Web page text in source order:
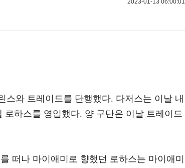
2023-01-13 06:00:01
스와 트레이드를 단행했다. 다저스는 이날 내
하스를 영입했다. 양 구단은 이날 트레이드
떠나 마이애미로 향했던 로하스는 마이애미